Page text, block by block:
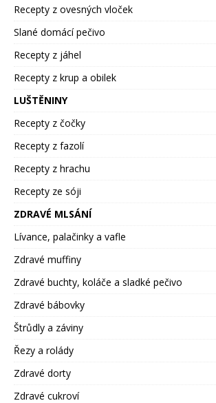
Recepty z ovesných vloček
Slané domácí pečivo
Recepty z jáhel
Recepty z krup a obilek
LUŠTĚNINY
Recepty z čočky
Recepty z fazolí
Recepty z hrachu
Recepty ze sóji
ZDRAVÉ MLSÁNÍ
Lívance, palačinky a vafle
Zdravé muffiny
Zdravé buchty, koláče a sladké pečivo
Zdravé bábovky
Štrůdly a záviny
Řezy a rolády
Zdravé dorty
Zdravé cukroví